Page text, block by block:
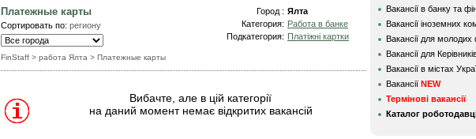
Платежные карты
Сортировать по: региону
FinStaff > работа Ялта > Платежные карты
Город : Ялта
Категория: Работа в банке
Подкатегория: Платіжні картки
Вибачте, але в цій категорії
на даний момент немає відкритих вакансій
Вакансії в банку та
Вакансії іноземних
Вакансії для молодих
Вакансії для
Вакансії в містах
Вакансії NEW
Термінові вакансії
Каталог